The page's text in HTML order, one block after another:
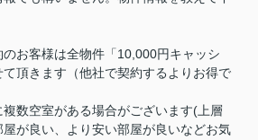
お客様は全物件「10,000円キャッシ
て頂きます（他社で契約するよりお得で
数空室がある場合がございます(上層
屋が良い、より安い部屋が良いなどお気